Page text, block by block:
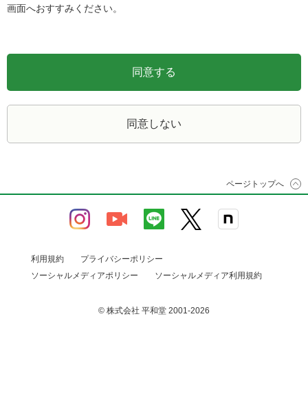
画面へおすすみください。
同意する
同意しない
ページトップへ
利用規約
プライバシーポリシー
ソーシャルメディアポリシー
ソーシャルメディア利用規約
© 株式会社 平和堂 2001-2026